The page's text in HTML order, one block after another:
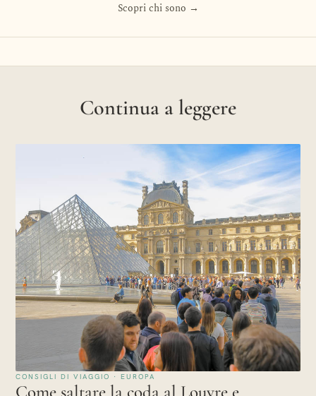
Scopri chi sono →
Continua a leggere
CONSIGLI DI VIAGGIO · EUROPA